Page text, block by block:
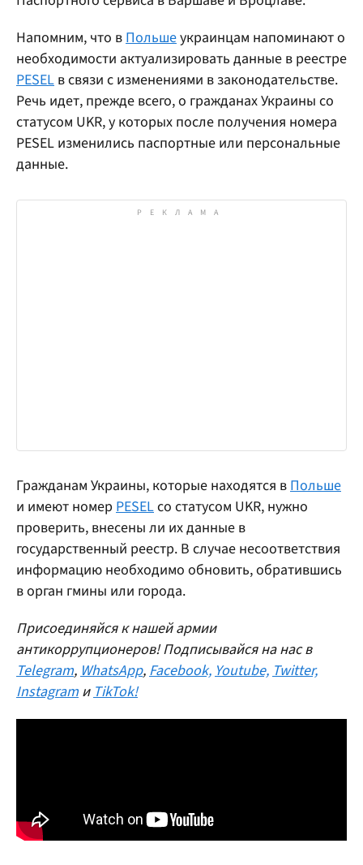
Напомним, что вПольшеукраинцам напоминают о
необходимости актуализировать данные в реестре
PESEL в связи с изменениями в законодательстве.
Речь идет, прежде всего, о гражданах Украины со
статусом UKR, у которых после получения номера
PESEL изменились паспортные или персональные
данные.
Гражданам Украины, которые находятся вПольше
и имеют номерPESELсо статусом UKR, нужно
проверить, внесены ли их данные в
государственный реестр. В случае несоответствия
информацию необходимо обновить, обратившись
в орган гмины или города.
Присоединяйся к нашей армии
антикоррупционеров! Подписывайся на нас в
Telegram,WhatsApp,Facebook,Youtube,Twitter,
Instagram иTikTok!